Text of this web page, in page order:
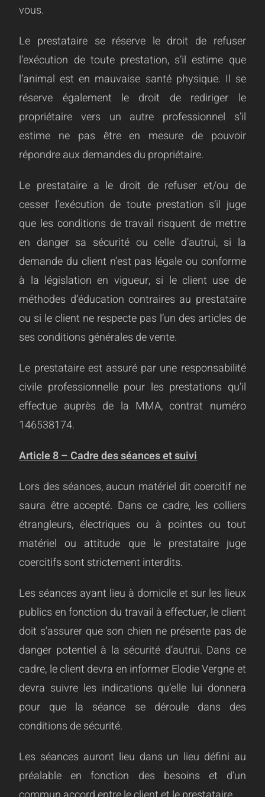
vous.
Le prestataire se réserve le droit de refuser
l’exécution de toute prestation, s’il estime que
l’animal est en mauvaise santé physique. Il se
réserve également le droit de rediriger le
propriétaire vers un autre professionnel s’il
estime ne pas être en mesure de pouvoir
répondre aux demandes du propriétaire.
Le prestataire a le droit de refuser et/ou de
cesser l’exécution de toute prestation s’il juge
que les conditions de travail risquent de mettre
en danger sa sécurité ou celle d’autrui, si la
demande du client n’est pas légale ou conforme
à la législation en vigueur, si le client use de
méthodes d’éducation contraires au prestataire
ou si le client ne respecte pas l’un des articles de
ses conditions générales de vente.
Le prestataire est assuré par une responsabilité
civile professionnelle pour les prestations qu’il
effectue auprès de la MMA, contrat numéro
146538174.
Article 8 – Cadre des séances et suivi
Lors des séances, aucun matériel dit coercitif ne
saura être accepté. Dans ce cadre, les colliers
étrangleurs, électriques ou à pointes ou tout
matériel ou attitude que le prestataire juge
coercitifs sont strictement interdits.
Les séances ayant lieu à domicile et sur les lieux
publics en fonction du travail à effectuer, le client
doit s’assurer que son chien ne présente pas de
danger potentiel à la sécurité d’autrui. Dans ce
cadre, le client devra en informer Elodie Vergne et
devra suivre les indications qu’elle lui donnera
pour que la séance se déroule dans des
conditions de sécurité.
Les séances auront lieu dans un lieu défini au
préalable en fonction des besoins et d’un